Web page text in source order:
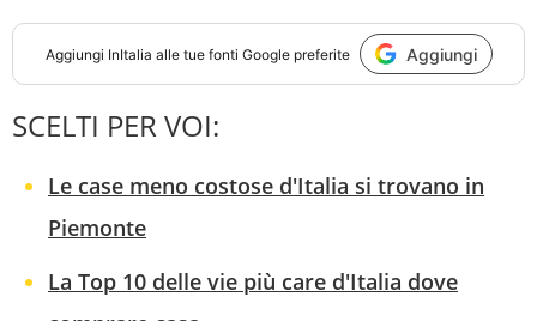
Aggiungi InItalia alle tue fonti Google preferite Aggiungi
SCELTI PER VOI:
Le case meno costose d'Italia si trovano in
Piemonte
La Top 10 delle vie più care d'Italia dove